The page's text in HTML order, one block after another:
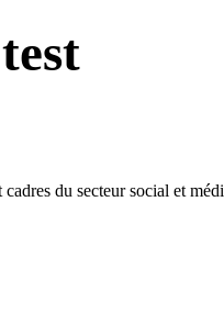
du secteur social et